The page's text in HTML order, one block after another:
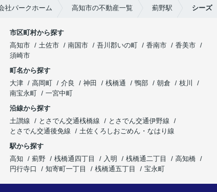
社パークホーム 高知市の不動産一覧 薊野駅 シーズ
市区町村から探す
高知市
土佐市 南国市 吾川郡いの町 香南市
香美市
須崎市
町名から探す
大津
高岡町 介良 神田 桟橋通 鴨部 朝倉
枝川
南宝永町
一宮中町
沿線から探す
土讃線
とさでん交通桟橋線
とさでん交通伊野線
とさでん交通後免線
土佐くろしおごめん・なはり線
駅から探す
高知
薊野 桟橋通四丁目 入明 桟橋通二丁目
高知橋
円行寺口
知寄町一丁目 桟橋通五丁目 宝永町